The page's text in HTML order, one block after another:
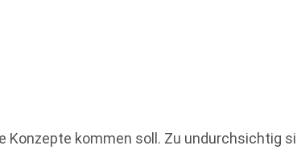
Konzepte kommen soll. Zu undurchsichtig